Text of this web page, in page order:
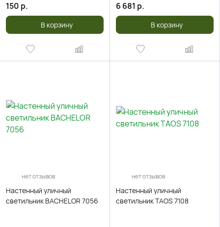
150 р.
В корзину
6 681 р.
В корзину
нет отзывов
Настенный уличный
светильник BACHELOR 7056
нет отзывов
Настенный уличный
светильник TAOS 7108